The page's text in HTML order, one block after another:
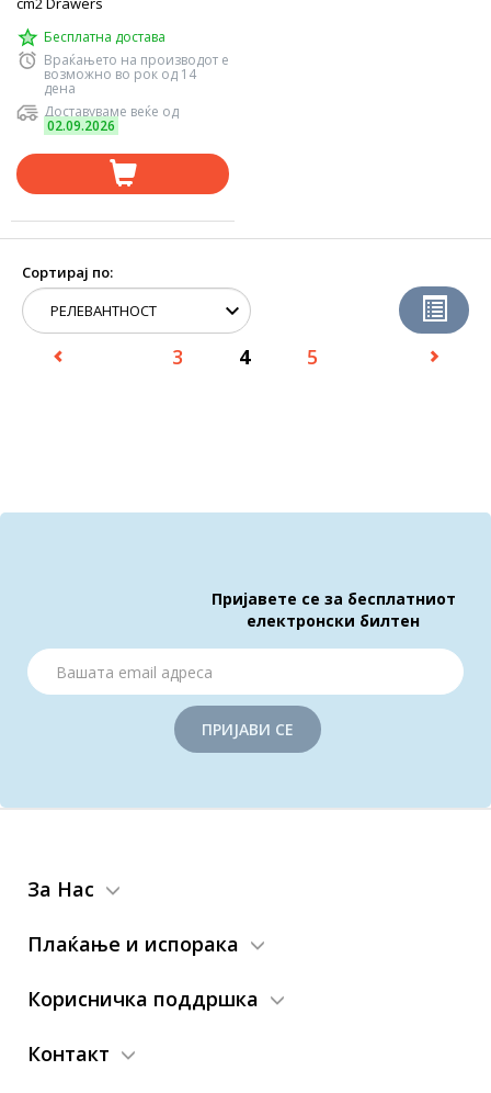
Бесплатна достава
Враќањето на производот е
возможно во рок од 14
дена
Доставуваме веќе од
02.09.2026
Сортирај по:
3 4 5
Пријавете се за бесплатниот
електронски билтен
ПРИЈАВИ СЕ
За Нас
Плаќање и испорака
Корисничка поддршка
Контакт